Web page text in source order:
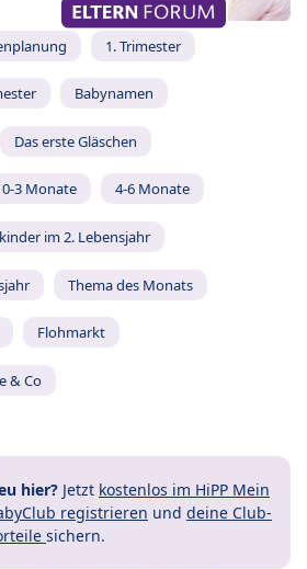
1. Trimester
Babynamen
Das erste Gläschen
0-3 Monate 4-6 Monate
im 2. Lebensjahr
Thema des Monats
Flohmarkt
& Co
hier? Jetzt kostenlos im HiPP Mein
registrieren und deine Club-
sichern.